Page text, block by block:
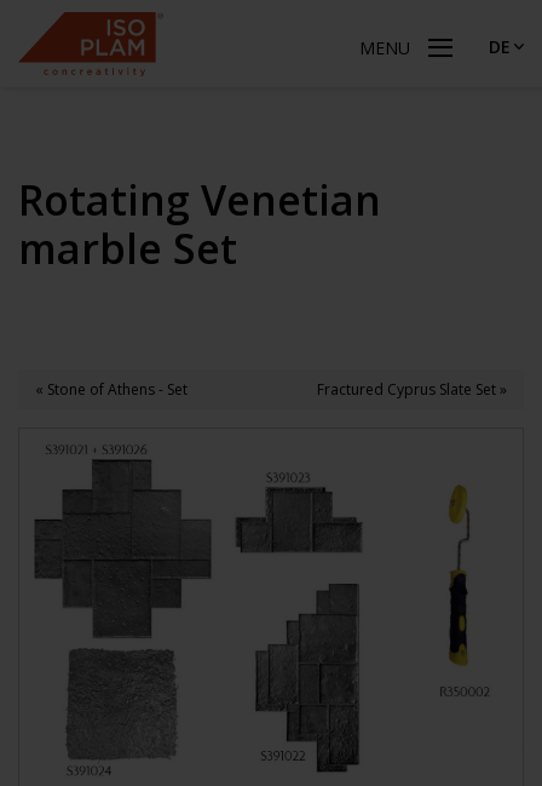
MENU DE
Rotating Venetian
marble Set
« Stone of Athens - Set Fractured Cyprus Slate Set »